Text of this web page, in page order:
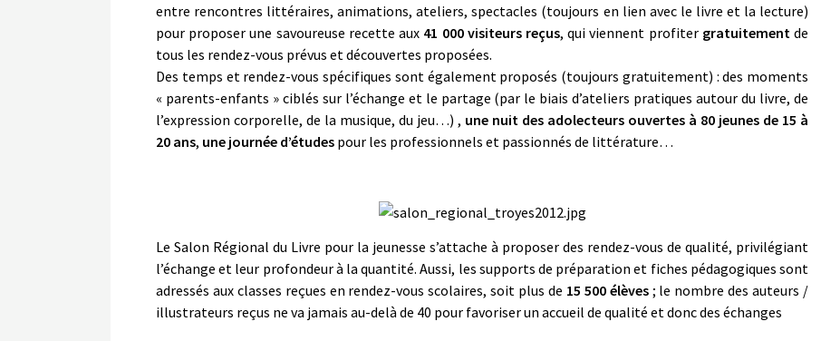
entre rencontres littéraires, animations, ateliers, spectacles (toujours en lien avec le livre et la lecture)
pour proposer une savoureuse recette aux 41 000 visiteurs reçus, qui viennent profiter gratuitementde
tous les rendez-vous prévus et découvertes proposées.
Des temps et rendez-vous spécifiques sont également proposés (toujours gratuitement) : des moments
« parents-enfants » ciblés sur l’échange et le partage (par le biais d’ateliers pratiques autour du livre, de
l’expression corporelle, de la musique, du jeu…) , une nuit des adolecteurs ouvertes à 80 jeunes de 15 à
20 ans, une journée d’études pour les professionnels et passionnés de littérature…
Le Salon Régional du Livre pour la jeunesse s’attache à proposer des rendez-vous de qualité, privilégiant
l’échange et leur profondeur à la quantité. Aussi, les supports de préparation et fiches pédagogiques sont
adressés aux classes reçues en rendez-vous scolaires, soit plus de 15 500 élèves; le nombre des auteurs /
illustrateurs reçus ne va jamais au-delà de 40 pour favoriser un accueil de qualité et donc des échanges